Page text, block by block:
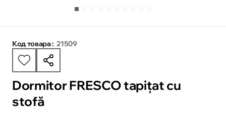
Код товара : 21509
Dormitor FRESCO tapițat cu
stofă